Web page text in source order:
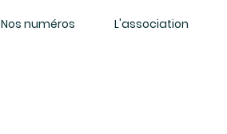
Nos numéros L'association